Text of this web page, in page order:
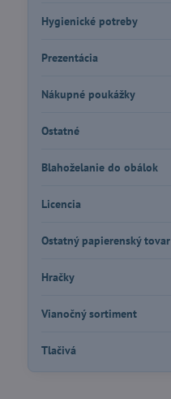
Hygienické potreby
Prezentácia
Nákupné poukážky
Ostatné
Blahoželanie do obálok
Licencia
Ostatný papierenský tovar
Hračky
Vianočný sortiment
Tlačivá